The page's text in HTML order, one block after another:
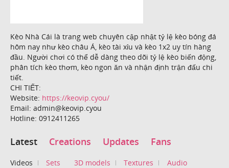
Kèo Nhà Cái là trang web chuyên cập nhật tỷ lệ kèo bóng đá
hôm nay như kèo châu Á, kèo tài xỉu và kèo 1x2 uy tín hàng
đầu. Người chơi có thể dễ dàng theo dõi tỷ lệ kèo biến động,
phân tích kèo thơm, kèo ngon ăn và nhận định trận đấu chi
tiết.
CHI TIẾT:
Website: https://keovip.cyou/
Email: admin@keovip.cyou
Hotline: 0912411265
Latest Creations Updates Fans
Videos Sets 3D models Textures Audio